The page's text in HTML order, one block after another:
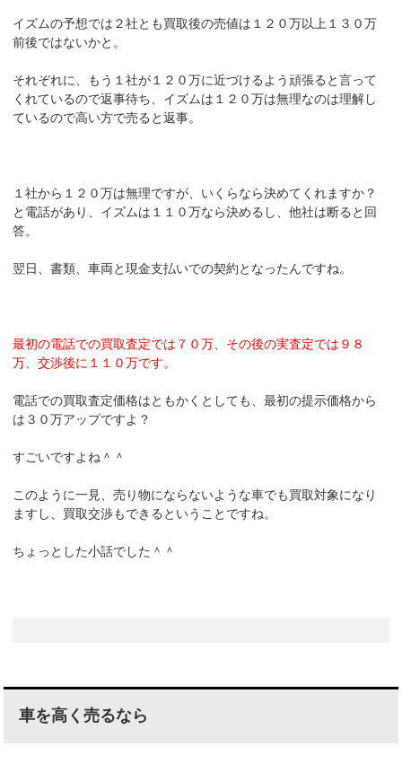
イズムの予想では２社とも買取後の売値は１２０万以上１３０万
前後ではないかと。
それぞれに、もう１社が１２０万に近づけるよう頑張ると言って
くれているので返事待ち、イズムは１２０万は無理なのは理解し
ているので高い方で売ると返事。
１社から１２０万は無理ですが、いくらなら決めてくれますか？
と電話があり、イズムは１１０万なら決めるし、他社は断ると回
答。
翌日、書類、車両と現金支払いでの契約となったんですね。
最初の電話での買取査定では７０万、その後の実査定では９８
万、交渉後に１１０万です。
電話での買取査定価格はともかくとしても、最初の提示価格から
は３０万アップですよ？
すごいですよね＾＾
このように一見、売り物にならないような車でも買取対象になり
ますし、買取交渉もできるということですね。
ちょっとした小話でした＾＾
車を高く売るなら